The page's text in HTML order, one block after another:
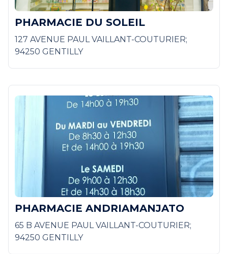
PHARMACIE DU SOLEIL
127 AVENUE PAUL VAILLANT-COUTURIER;
94250 GENTILLY
PHARMACIE ANDRIAMANJATO
65 B AVENUE PAUL VAILLANT-COUTURIER;
94250 GENTILLY